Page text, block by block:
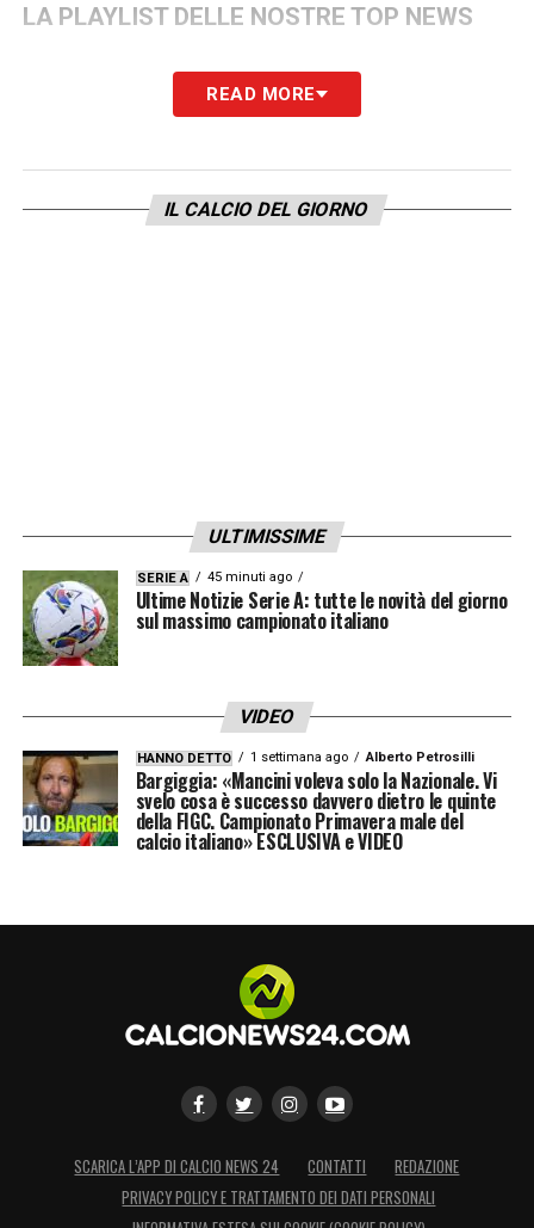
LA PLAYLIST DELLE NOSTRE TOP NEWS
READ MORE
IL CALCIO DEL GIORNO
ULTIMISSIME
SERIE A 45 minuti ago
Ultime Notizie Serie A: tutte le novità del giorno
sul massimo campionato italiano
VIDEO
HANNO DETTO 1 settimana ago Alberto Petrosilli
Bargiggia: «Mancini voleva solo la Nazionale. Vi
svelo cosa è successo davvero dietro le quinte
della FIGC. Campionato Primavera male del
calcio italiano» ESCLUSIVA e VIDEO
SCARICA L’APP DI CALCIO NEWS 24 CONTATTI
REDAZIONE
PRIVACY POLICY E TRATTAMENTO DEI DATI PERSONALI